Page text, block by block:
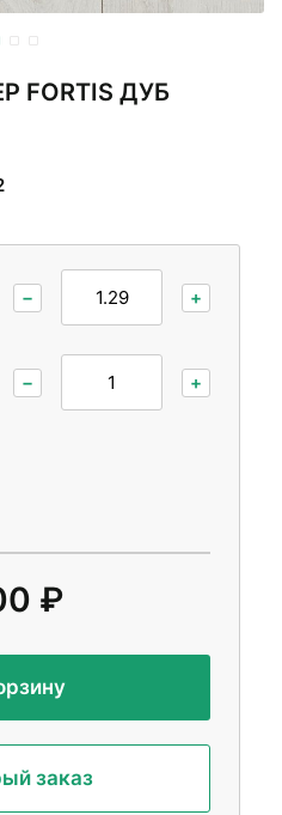
FORTIS ДУБ
− +
− +
₽
заказ